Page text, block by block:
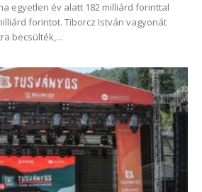
egyetlen év alatt 182 milliárd forinttal
forintot. Tiborcz István vagyonát
becsülték,...